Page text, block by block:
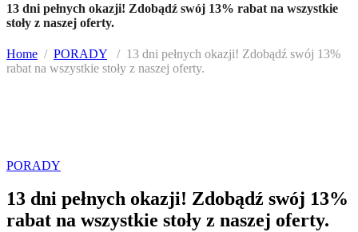
13 dni pełnych okazji! Zdobądź swój 13% rabat na wszystkie
stoły z naszej oferty.
Home / PORADY / 13 dni pełnych okazji! Zdobądź swój 13%
rabat na wszystkie stoły z naszej oferty.
PORADY
13 dni pełnych okazji! Zdobądź swój 13%
rabat na wszystkie stoły z naszej oferty.